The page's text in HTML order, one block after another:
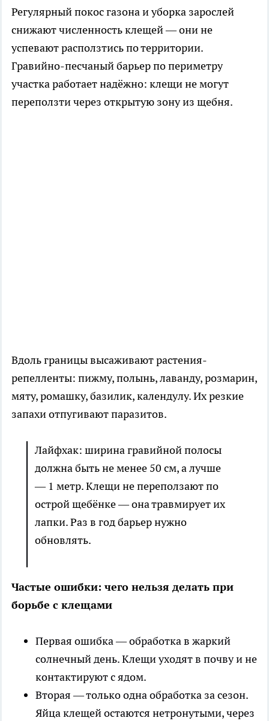
Регулярный покос газона и уборка зарослей
снижают численность клещей — они не
успевают расползтись по территории.
Гравийно-песчаный барьер по периметру
участка работает надёжно: клещи не могут
переползти через открытую зону из щебня.
Вдоль границы высаживают растения-
репелленты: пижму, полынь, лаванду, розмарин,
мяту, ромашку, базилик, календулу. Их резкие
запахи отпугивают паразитов.
Лайфхак: ширина гравийной полосы
должна быть не менее 50 см, а лучше
— 1 метр. Клещи не переползают по
острой щебёнке — она травмирует их
лапки. Раз в год барьер нужно
обновлять.
Частые ошибки: чего нельзя делать при
борьбе с клещами
Первая ошибка — обработка в жаркий
солнечный день. Клещи уходят в почву и не
контактируют с ядом.
Вторая — только одна обработка за сезон.
Яйца клещей остаются нетронутыми, через